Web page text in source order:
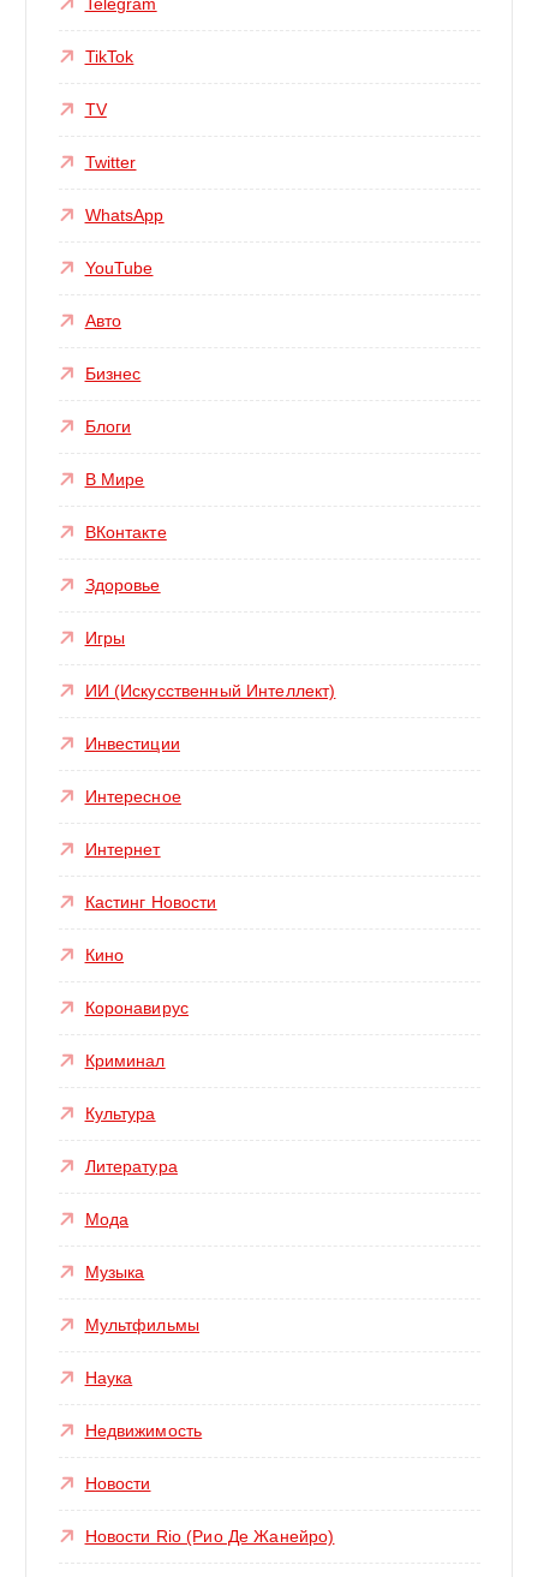
TikTok
TV
Twitter
WhatsApp
YouTube
Авто
Бизнес
Блоги
В Мире
ВКонтакте
Здоровье
Игры
ИИ (Искусственный Интеллект)
Инвестиции
Интересное
Интернет
Кастинг Новости
Кино
Коронавирус
Криминал
Культура
Литература
Мода
Музыка
Мультфильмы
Наука
Недвижимость
Новости
Новости Rio (Рио Де Жанейро)